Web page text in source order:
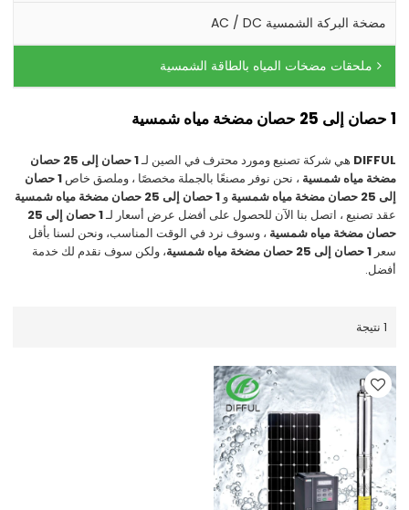
مضخة البركة الشمسية AC / DC
ملحقات مضخات المياه بالطاقة الشمسية
1 حصان إلى 25 حصان مضخة مياه شمسية
DIFFUL هي شركة تصنيع ومورد محترف في الصين لـ
1 حصان إلى 25 حصان
مضخة مياه شمسية ، نحن نوفر مصنعًا بالجملة مخصصًا ، وملصق خاص 1 حصان
إلى 25 حصان مضخة مياه شمسية
و1 حصان إلى 25 حصان مضخة مياه شمسية
عقد تصنيع ، اتصل بنا الآن للحصول على أفضل عرض أسعار لـ
1 حصان إلى 25
حصان مضخة مياه شمسية ، وسوف نرد في الوقت المناسب، ونحن لسنا بأقل
سعر1 حصان إلى 25 حصان مضخة مياه شمسية
، ولكن سوف نقدم لك خدمة
أفضل.
1 نتيجة